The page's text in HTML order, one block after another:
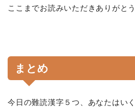
ここまでお読みいただきありがと
まとめ
今日の難読漢字５つ、あなたはい